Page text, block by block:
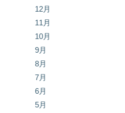
12月
11月
10月
9月
8月
7月
6月
5月